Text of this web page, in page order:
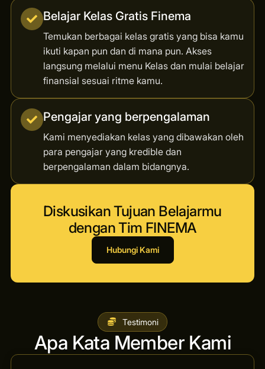
Diskusikan Tujuan Belajarmu
dengan Tim FINEMA
Hubungi Kami
Belajar Kelas Gratis Finema
Temukan berbagai kelas gratis yang bisa kamu
ikuti kapan pun dan di mana pun. Akses
langsung melalui menu Kelas dan mulai belajar
finansial sesuai ritme kamu.
Pengajar yang berpengalaman
Kami menyediakan kelas yang dibawakan oleh
para pengajar yang kredible dan
berpengalaman dalam bidangnya.
Testimoni
Apa Kata Member Kami